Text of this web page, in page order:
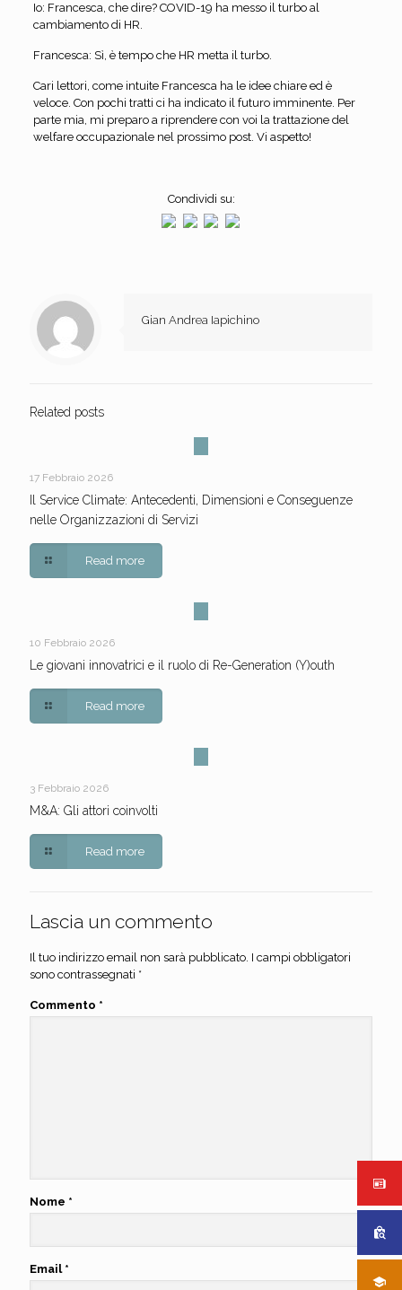
Io: Francesca, che dire? COVID-19 ha messo il turbo al
cambiamento di HR.
Francesca: Sì, è tempo che HR metta il turbo.
Cari lettori, come intuite Francesca ha le idee chiare ed è
veloce. Con pochi tratti ci ha indicato il futuro imminente. Per
parte mia, mi preparo a riprendere con voi la trattazione del
welfare occupazionale nel prossimo post. Vi aspetto!
Condividi su:
Gian Andrea Iapichino
Related posts
17 Febbraio 2026
Il Service Climate: Antecedenti, Dimensioni e Conseguenze
nelle Organizzazioni di Servizi
Read more
10 Febbraio 2026
Le giovani innovatrici e il ruolo di Re-Generation (Y)outh
Read more
3 Febbraio 2026
M&A: Gli attori coinvolti
Read more
Lascia un commento
Il tuo indirizzo email non sarà pubblicato. I campi obbligatori
sono contrassegnati *
Commento *
Nome *
Email *